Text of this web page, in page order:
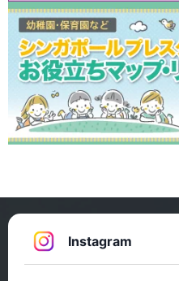
Instagram